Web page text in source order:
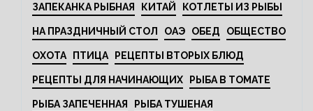
ЗАПЕКАНКА РЫБНАЯ КИТАЙ КОТЛЕТЫ ИЗ РЫБЫ
НА ПРАЗДНИЧНЫЙ СТОЛ ОАЭ ОБЕД ОБЩЕСТВО
ОХОТА ПТИЦА РЕЦЕПТЫ ВТОРЫХ БЛЮД
РЕЦЕПТЫ ДЛЯ НАЧИНАЮЩИХ РЫБА В ТОМАТЕ
РЫБА ЗАПЕЧЕННАЯ РЫБА ТУШЕНАЯ